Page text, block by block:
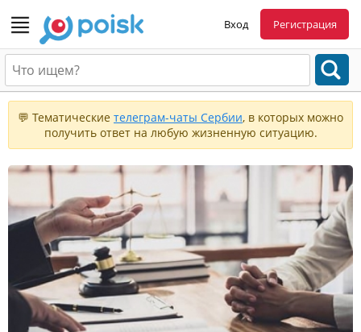
Вход Регистрация
💬 Тематические телеграм-чаты Сербии, в которых можно
получить ответ на любую жизненную ситуацию.